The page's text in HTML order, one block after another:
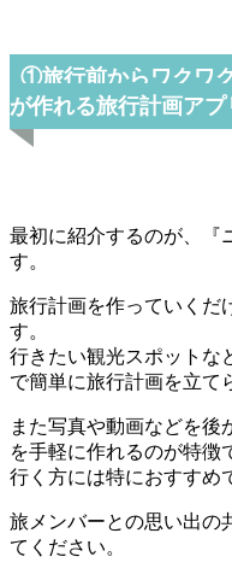
①旅行前からワクワ
が作れる旅行計画アプ
最初に紹介するのが、『
す。
旅行計画を作っていくだ
す。
行きたい観光スポットな
で簡単に旅行計画を立て
また写真や動画などを後
を手軽に作れるのが特徴
行く方には特におすすめ
旅メンバーとの思い出の
てください。